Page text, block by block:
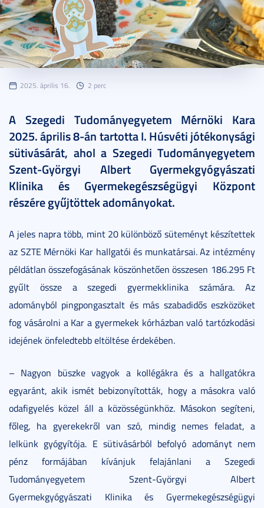
2025. április 16. 2 perc
A Szegedi Tudományegyetem Mérnöki Kara
2025. április 8-án tartotta I. Húsvéti jótékonysági
sütivásárát, ahol a Szegedi Tudományegyetem
Szent-Györgyi Albert Gyermekgyógyászati
Klinika és Gyermekegészségügyi Központ
részére gyűjtöttek adományokat.
A jeles napra több, mint 20 különböző süteményt készítettek
az SZTE Mérnöki Kar hallgatói és munkatársai. Az intézmény
példátlan összefogásának köszönhetően összesen 186.295 Ft
gyűlt össze a szegedi gyermekklinika számára. Az
adományból pingpongasztalt és más szabadidős eszközöket
fog vásárolni a Kar a gyermekek kórházban való tartózkodási
idejének önfeledtebb eltöltése érdekében.
– Nagyon büszke vagyok a kollégákra és a hallgatókra
egyaránt, akik ismét bebizonyították, hogy a másokra való
odafigyelés közel áll a közösségünkhöz. Másokon segíteni,
főleg, ha gyerekekről van szó, mindig nemes feladat, a
lelkünk gyógyítója. E sütivásárból befolyó adományt nem
pénz formájában kívánjuk felajánlani a Szegedi
Tudományegyetem Szent-Györgyi Albert
Gyermekgyógyászati Klinika és Gyermekegészségügyi